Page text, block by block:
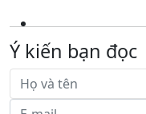
Ý kiến bạn đọc